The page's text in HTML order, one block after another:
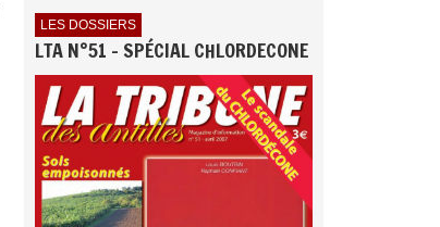
LES DOSSIERS
LTA N°51 - SPÉCIAL CHLORDECONE